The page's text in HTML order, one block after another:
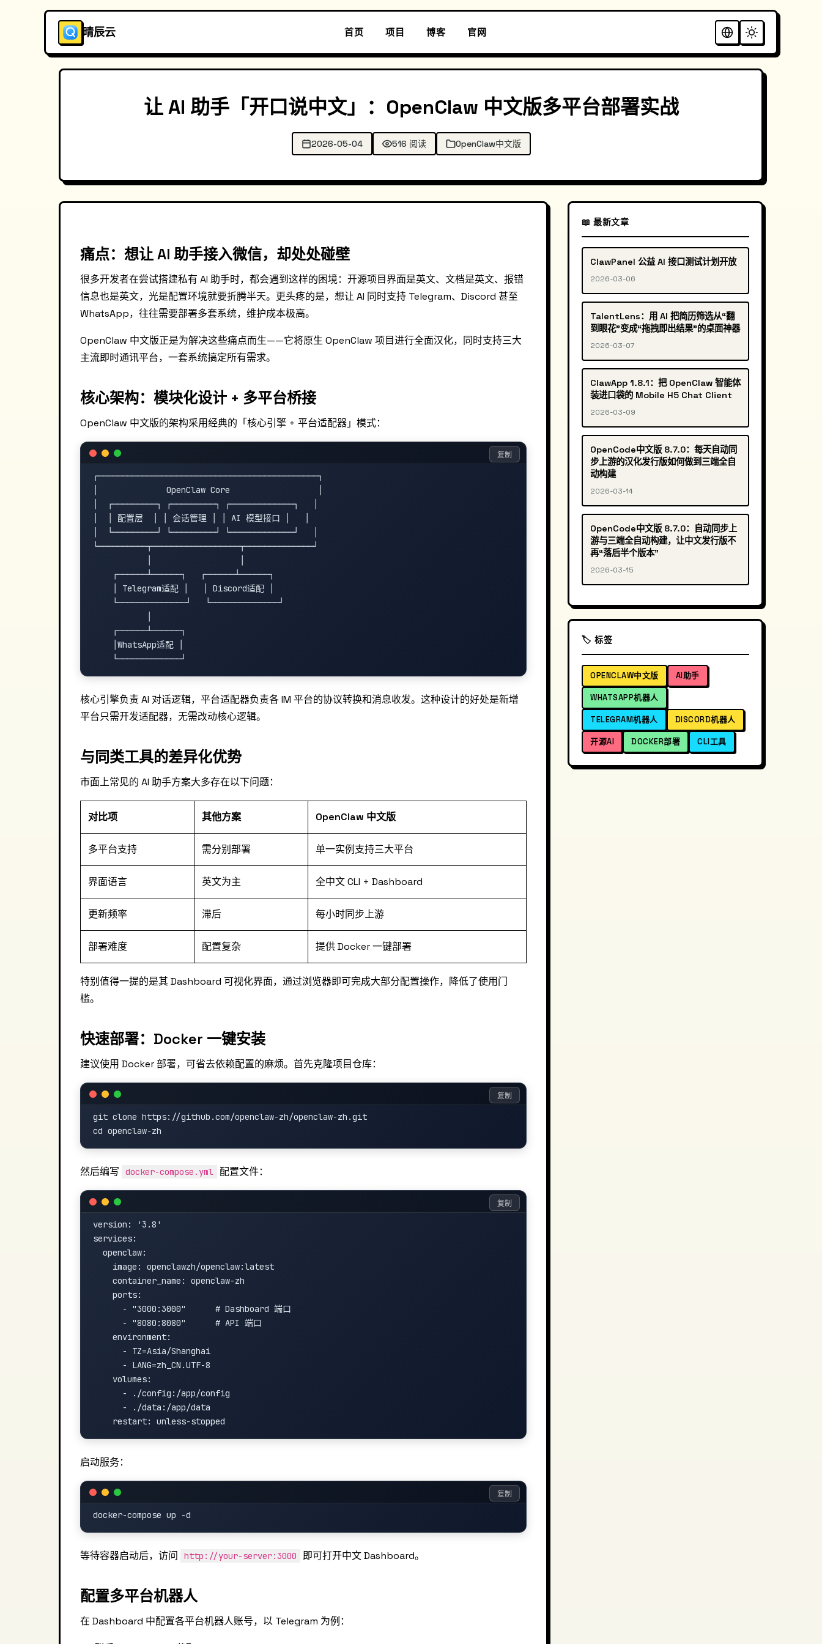
晴辰云 首页 项目 博客 官网
让 AI 助手「开口说中文」：OpenClaw 中文版多平台部署实战
2026-05-04 516 阅读 OpenClaw中文版
痛点：想让 AI 助手接入微信，却处处碰壁
很多开发者在尝试搭建私有 AI 助手时，都会遇到这样的困境：开源项目界面是英文、文档是英文、报错
信息也是英文，光是配置环境就要折腾半天。更头疼的是，想让 AI 同时支持 Telegram、Discord 甚至
WhatsApp，往往需要部署多套系统，维护成本极高。
OpenClaw 中文版正是为解决这些痛点而生——它将原生 OpenClaw 项目进行全面汉化，同时支持三大
主流即时通讯平台，一套系统搞定所有需求。
核心架构：模块化设计 + 多平台桥接
OpenClaw 中文版的架构采用经典的「核心引擎 + 平台适配器」模式：
┌─────────────────────────────────────────────┐
│              OpenClaw Core                  │
│  ┌─────────┐ ┌─────────┐ ┌─────────────┐   │
│  │ 配置层  │ │ 会话管理 │ │ AI 模型接口 │   │
│  └─────────┘ └─────────┘ └─────────────┘   │
└──────────┬──────────────────┬──────────────┘
    ┌──────┴──────┐   ┌──────┴──────┐
    │ Telegram适配 │   │ Discord适配 │
    └──────────────┘   └──────────────┘
    ┌──────┴──────┐
    │WhatsApp适配 │
复制
核心引擎负责 AI 对话逻辑，平台适配器负责各 IM 平台的协议转换和消息收发。这种设计的好处是新增
平台只需开发适配器，无需改动核心逻辑。
与同类工具的差异化优势
市面上常见的 AI 助手方案大多存在以下问题：
对比项 其他方案 OpenClaw 中文版
多平台支持 需分别部署 单一实例支持三大平台
界面语言 英文为主 全中文 CLI + Dashboard
更新频率 滞后 每小时同步上游
部署难度 配置复杂 提供 Docker 一键部署
特别值得一提的是其 Dashboard 可视化界面，通过浏览器即可完成大部分配置操作，降低了使用门
槛。
快速部署：Docker 一键安装
建议使用 Docker 部署，可省去依赖配置的麻烦。首先克隆项目仓库：
git clone https://github.com/openclaw-zh/openclaw-zh.git
复制
然后编写 docker-compose.yml 配置文件：
version: '3.8'
services:
  openclaw:
    image: openclawzh/openclaw:latest
    container_name: openclaw-zh
    ports:
      - "3000:3000"      # Dashboard 端口
      - "8080:8080"      # API 端口
    environment:
      - TZ=Asia/Shanghai
      - LANG=zh_CN.UTF-8
    volumes:
      - ./config:/app/config
      - ./data:/app/data
复制
启动服务：
复制
等待容器启动后，访问 http://your-server:3000 即可打开中文 Dashboard。
配置多平台机器人
在 Dashboard 中配置各平台机器人账号，以 Telegram 为例：
📖 最新文章
ClawPanel 公益 AI 接口测试计划开放
2026-03-06
TalentLens：用 AI 把简历筛选从“翻
到眼花”变成“拖拽即出结果”的桌面神器
2026-03-07
ClawApp 1.8.1：把 OpenClaw 智能体
装进口袋的 Mobile H5 Chat Client
2026-03-09
OpenCode中文版 8.7.0：每天自动同
步上游的汉化发行版如何做到三端全自
动构建
2026-03-14
OpenCode中文版 8.7.0：自动同步上
游与三端全自动构建，让中文发行版不
再“落后半个版本”
2026-03-15
🏷️ 标签
OPENCLAW中文版 AI助手
WHATSAPP机器人
TELEGRAM机器人 DISCORD机器人
开源AI DOCKER部署 CLI工具